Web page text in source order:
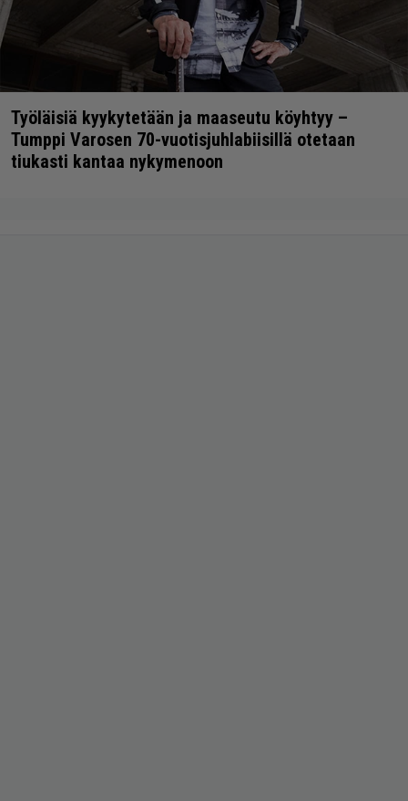
Työläisiä kyykytetään ja maaseutu köyhtyy –
Tumppi Varosen 70-vuotisjuhlabiisillä otetaan
tiukasti kantaa nykymenoon